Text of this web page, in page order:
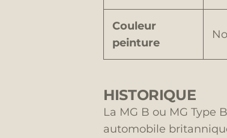
Couleur
peinture
HISTORIQUE
La MG B ou MG Type
automobile